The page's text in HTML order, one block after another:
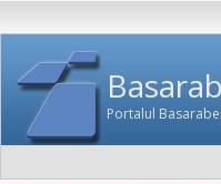
Portalul